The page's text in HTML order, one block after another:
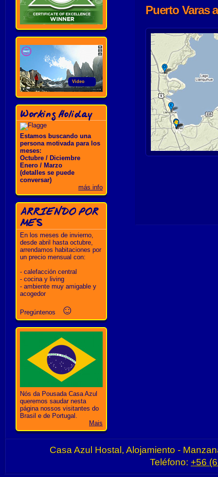
Video
Working Holiday
Estamos buscando una
persona motivada para los
meses:
Octubre / Diciembre
Enero / Marzo
(detalles se puede
conversar)
más info
ARRIENDO POR
MES
En los meses de invierno,
desde abril hasta octubre,
arrendamos habitaciones por
un precio mensual con:
- calefacción central
- cocina y living
- ambiente muy amigable y
acogedor
Pregúntenos ☺
Nós da Pousada Casa Azul
queremos saudar nesta
página nossos visitantes do
Brasil e de Portugal.
Mais
Puerto Varas
Casa Azul Hostal, Alojamiento -
Teléfono: +56